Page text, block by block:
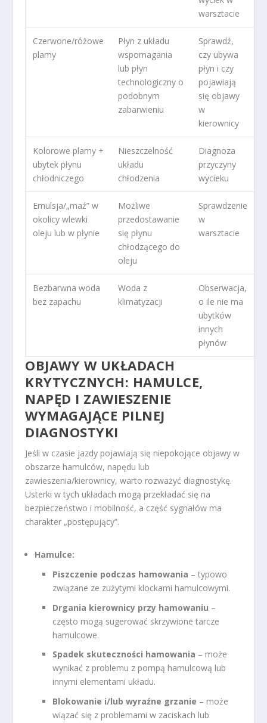
warsztacie
Czerwone/różowe
plamy
Płyn z układu
wspomagania
lub płyn
technologiczny o
podobnym
zabarwieniu
Sprawdź,
czy ubywa
płyn i czy
pojawiają
się objawy
w
kierownicy
Kolorowe plamy +
ubytek płynu
chłodniczego
Nieszczelność
układu
chłodzenia
Diagnoza
przyczyny
wycieku
Emulsja/„maź” w
okolicy wlewki
oleju lub w płynie
Możliwe
przedostawanie
się płynu
chłodzącego do
oleju
Sprawdzenie
w
warsztacie
Bezbarwna woda
bez zapachu
Woda z
klimatyzacji
Obserwacja,
o ile nie ma
ubytków
innych
płynów
OBJAWY W UKŁADACH
KRYTYCZNYCH: HAMULCE,
NAPĘD I ZAWIESZENIE
WYMAGAJĄCE PILNEJ
DIAGNOSTYKI
Jeśli w czasie jazdy pojawiają się niepokojące objawy w
obszarze hamulców, napędu lub
zawieszenia/kierownicy, warto rozważyć diagnostykę.
Usterki w tych układach mogą przekładać się na
bezpieczeństwo i mobilność, a część sygnałów ma
charakter „postępujący”.
Hamulce:
Piszczenie podczas hamowania – typowo
związane ze zużytymi klockami hamulcowymi.
Drgania kierownicy przy hamowaniu –
często mogą sugerować skrzywione tarcze
hamulcowe.
Spadek skuteczności hamowania – może
wynikać z problemu z pompą hamulcową lub
innymi elementami układu.
Blokowanie i/lub wyraźne grzanie – może
wiązać się z problemami w zaciskach lub